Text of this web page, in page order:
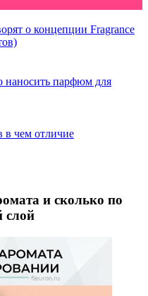
о концепции Fragrance
наносить парфюм для
в чем отличие
и сколько по
слой